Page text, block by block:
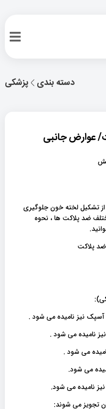
پزشکی دسته بندی
عوارض جانبی
تشکیل لخته خون جلوگیری
ضد پلاکت ها ، نحوه
آسپک نیز نامیده می شود .
نامیده می شود .
می شود .
می شود.
نامیده می شود.
تجویز می شوند: